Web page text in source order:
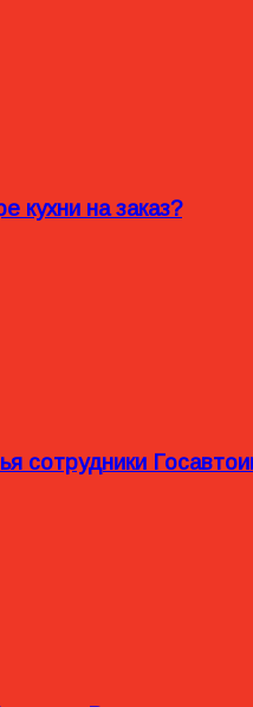
кухни на заказ?
сотрудники